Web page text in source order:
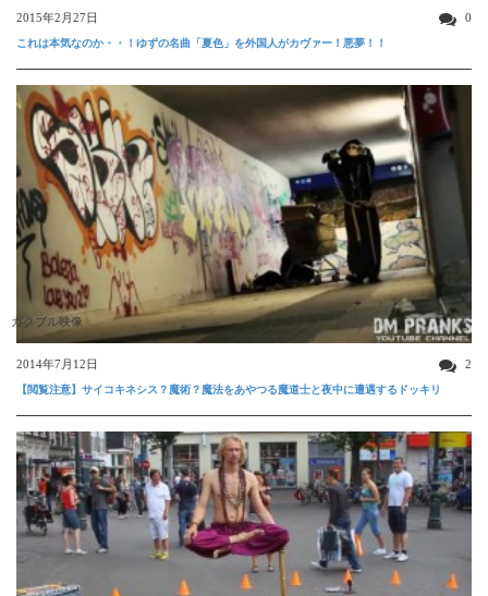
2015年2月27日 0
これは本気なのか・・！ゆずの名曲「夏色」を外国人がカヴァー！悪夢！！
ガクブル映像
2014年7月12日 2
【閲覧注意】サイコキネシス？魔術？魔法をあやつる魔道士と夜中に遭遇するドッキリ